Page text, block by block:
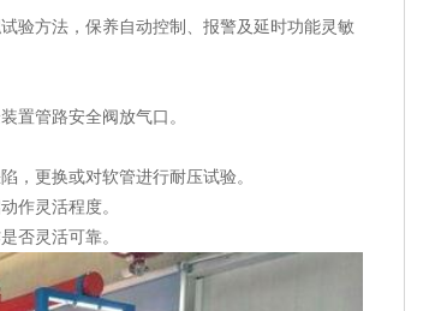
方法，保养自动控制、报警及延时功能灵敏
管路安全阀放气口。
更换或对软管进行耐压试验。
作灵活程度。
否灵活可靠。